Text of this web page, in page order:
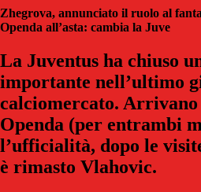
Zhegrova, annunciato il ruolo al
Openda all’asta: cambia la Juve
La Juventus ha chiuso
importante nell’ultimo
calciomercato. Arrivano
Openda (per entrambi
l’ufficialità, dopo le
è rimasto Vlahovic.